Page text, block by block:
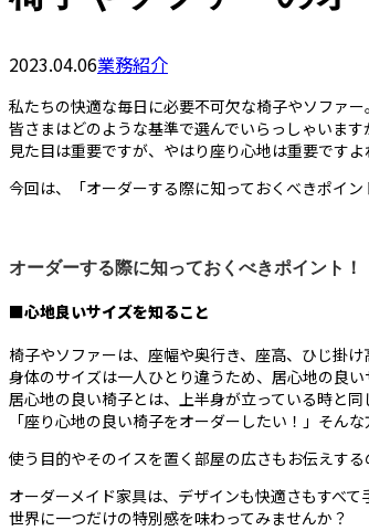
2023.04.06業務紹介
私たちの快適な毎日に必要不可欠な椅子やソファー。
皆さまはどのような基準で選んでいらっしゃいます
見た目は重要ですが、やはり座り心地は重要ですよ
今回は、「オーダーする際に知っておくべきポイン
オーダーする際に知っておくべきポイント！
■心地良いサイズを知ること
椅子やソファーは、座幅や奥行き、座高、ひじ掛
身体のサイズは一人ひとり違うため、居心地の良い
居心地の良い椅子とは、上半身が立っている時と
「座り心地の良い椅子をオーダーしたい！」そん
使う目的やそのイスを置く部屋の広さもお伝えする
オーダーメイド家具は、デザインも快適さもすべて
世界に一つだけの特別感を味わってみませんか？